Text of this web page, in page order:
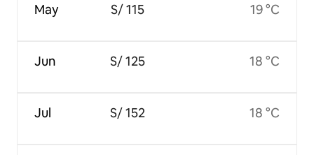
May
Jun
Jul
S/ 115
S/ 125
S/ 152
19 °C
18 °C
18 °C